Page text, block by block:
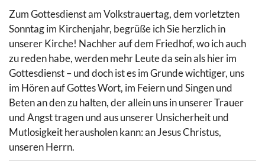
Zum Gottesdienst am Volkstrauertag, dem vorletzten
Sonntag im Kirchenjahr, begrüße ich Sie herzlich in
unserer Kirche! Nachher auf dem Friedhof, wo ich auch
zu reden habe, werden mehr Leute da sein als hier im
Gottesdienst – und doch ist es im Grunde wichtiger, uns
im Hören auf Gottes Wort, im Feiern und Singen und
Beten an den zu halten, der allein uns in unserer Trauer
und Angst tragen und aus unserer Unsicherheit und
Mutlosigkeit herausholen kann: an Jesus Christus,
unseren Herrn.